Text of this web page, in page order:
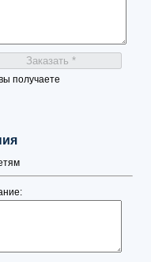
получаете